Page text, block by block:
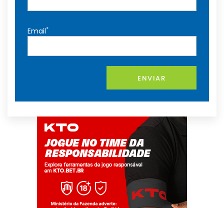
Email*
ENVIAR